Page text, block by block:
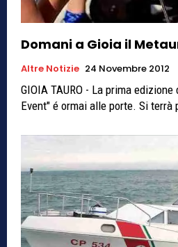
Domani a Gioia il
Altre Notizie 24 Novembre 2012
GIOIA TAURO - La prima
Event" é